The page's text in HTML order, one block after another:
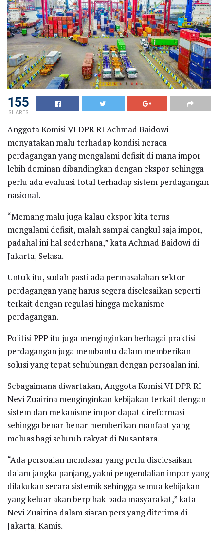
155
SHARES
Anggota Komisi VI DPR RI Achmad Baidowi
menyatakan malu terhadap kondisi neraca
perdagangan yang mengalami defisit di mana impor
lebih dominan dibandingkan dengan ekspor sehingga
perlu ada evaluasi total terhadap sistem perdagangan
nasional.
“Memang malu juga kalau ekspor kita terus
mengalami defisit, malah sampai cangkul saja impor,
padahal ini hal sederhana,” kata Achmad Baidowi di
Jakarta, Selasa.
Untuk itu, sudah pasti ada permasalahan sektor
perdagangan yang harus segera diselesaikan seperti
terkait dengan regulasi hingga mekanisme
perdagangan.
Politisi PPP itu juga menginginkan berbagai praktisi
perdagangan juga membantu dalam memberikan
solusi yang tepat sehubungan dengan persoalan ini.
Sebagaimana diwartakan, Anggota Komisi VI DPR RI
Nevi Zuairina menginginkan kebijakan terkait dengan
sistem dan mekanisme impor dapat direformasi
sehingga benar-benar memberikan manfaat yang
meluas bagi seluruh rakyat di Nusantara.
“Ada persoalan mendasar yang perlu diselesaikan
dalam jangka panjang, yakni pengendalian impor yang
dilakukan secara sistemik sehingga semua kebijakan
yang keluar akan berpihak pada masyarakat,” kata
Nevi Zuairina dalam siaran pers yang diterima di
Jakarta, Kamis.